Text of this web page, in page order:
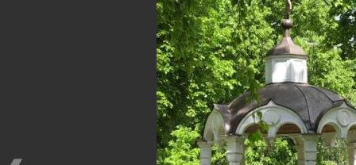
Виртуальные
выставки
(фотоальбомы)